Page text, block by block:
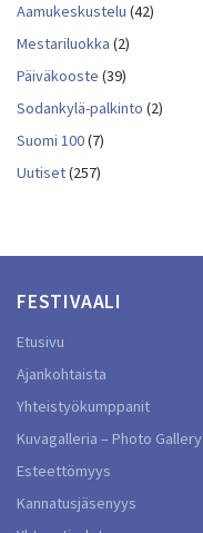
Aamukeskustelu (42)
Mestariluokka (2)
Päiväkooste (39)
Sodankylä-palkinto (2)
Suomi 100(7)
Uutiset(257)
FESTIVAALI
Etusivu
Ajankohtaista
Yhteistyökumppanit
Kuvagalleria – Photo Gallery
Esteettömyys
Kannatusjäsenyys